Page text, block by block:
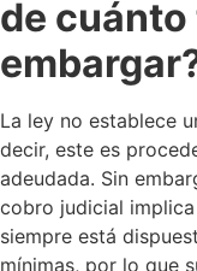
de
La ley no establece
decir, este es
adeudada. Sin
cobro judicial
siempre está
mínimas, por lo que